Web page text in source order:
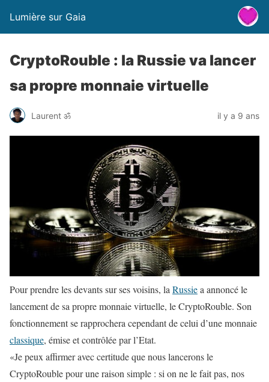
Lumière sur Gaia
CryptoRouble : la Russie va lancer
sa propre monnaie virtuelle
Laurent ॐ il y a 9 ans
Pour prendre les devants sur ses voisins, la Russiea annoncé le
lancement de sa propre monnaie virtuelle, le CryptoRouble. Son
fonctionnement se rapprochera cependant de celui d’une monnaie
classique, émise et contrôlée par l’Etat.
«Je peux affirmer avec certitude que nous lancerons le
CryptoRouble pour une raison simple : si on ne le fait pas, nos